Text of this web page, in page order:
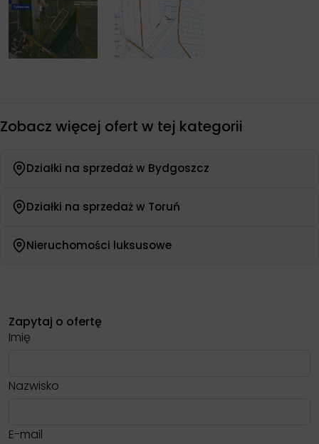
Zobacz więcej ofert w tej kategorii
Działki na sprzedaż w Bydgoszcz
Działki na sprzedaż w Toruń
Nieruchomości luksusowe
Zapytaj o ofertę
Imię
Nazwisko
E-mail